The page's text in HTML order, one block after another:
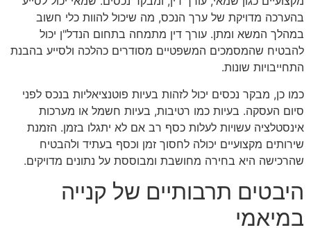
בהערכה מדויקת של ערך הנכס, מה שיכול להוות כלי חשוב
במהלך המשא ומתן. עורך דין מתמחה בתחום הנדל"ן יכול
להבטיח שהמסמכים המשפטיים מסודרים כהלכה ולסייע בהבנת
התחייבויות שונות.
כמו כן, מבקר נכסים יכול לזהות בעיות פוטנציאליות בנכס לפני
סיום העסקה. בעיות כמו רטיבות, בעיות חשמל או מערכות
אינסטלציה עשויות לעלות כסף רב אם לא יתגלו בזמן. הזמנת
שירותים מקצועיים יכולה לחסוך זמן וכסף בעתיד ולהבטיח
שהרכישה היא בחירה מחושבת ומבוססת על נתונים מדויקים.
היבטים תרבותיים של קנייה
במיאמי